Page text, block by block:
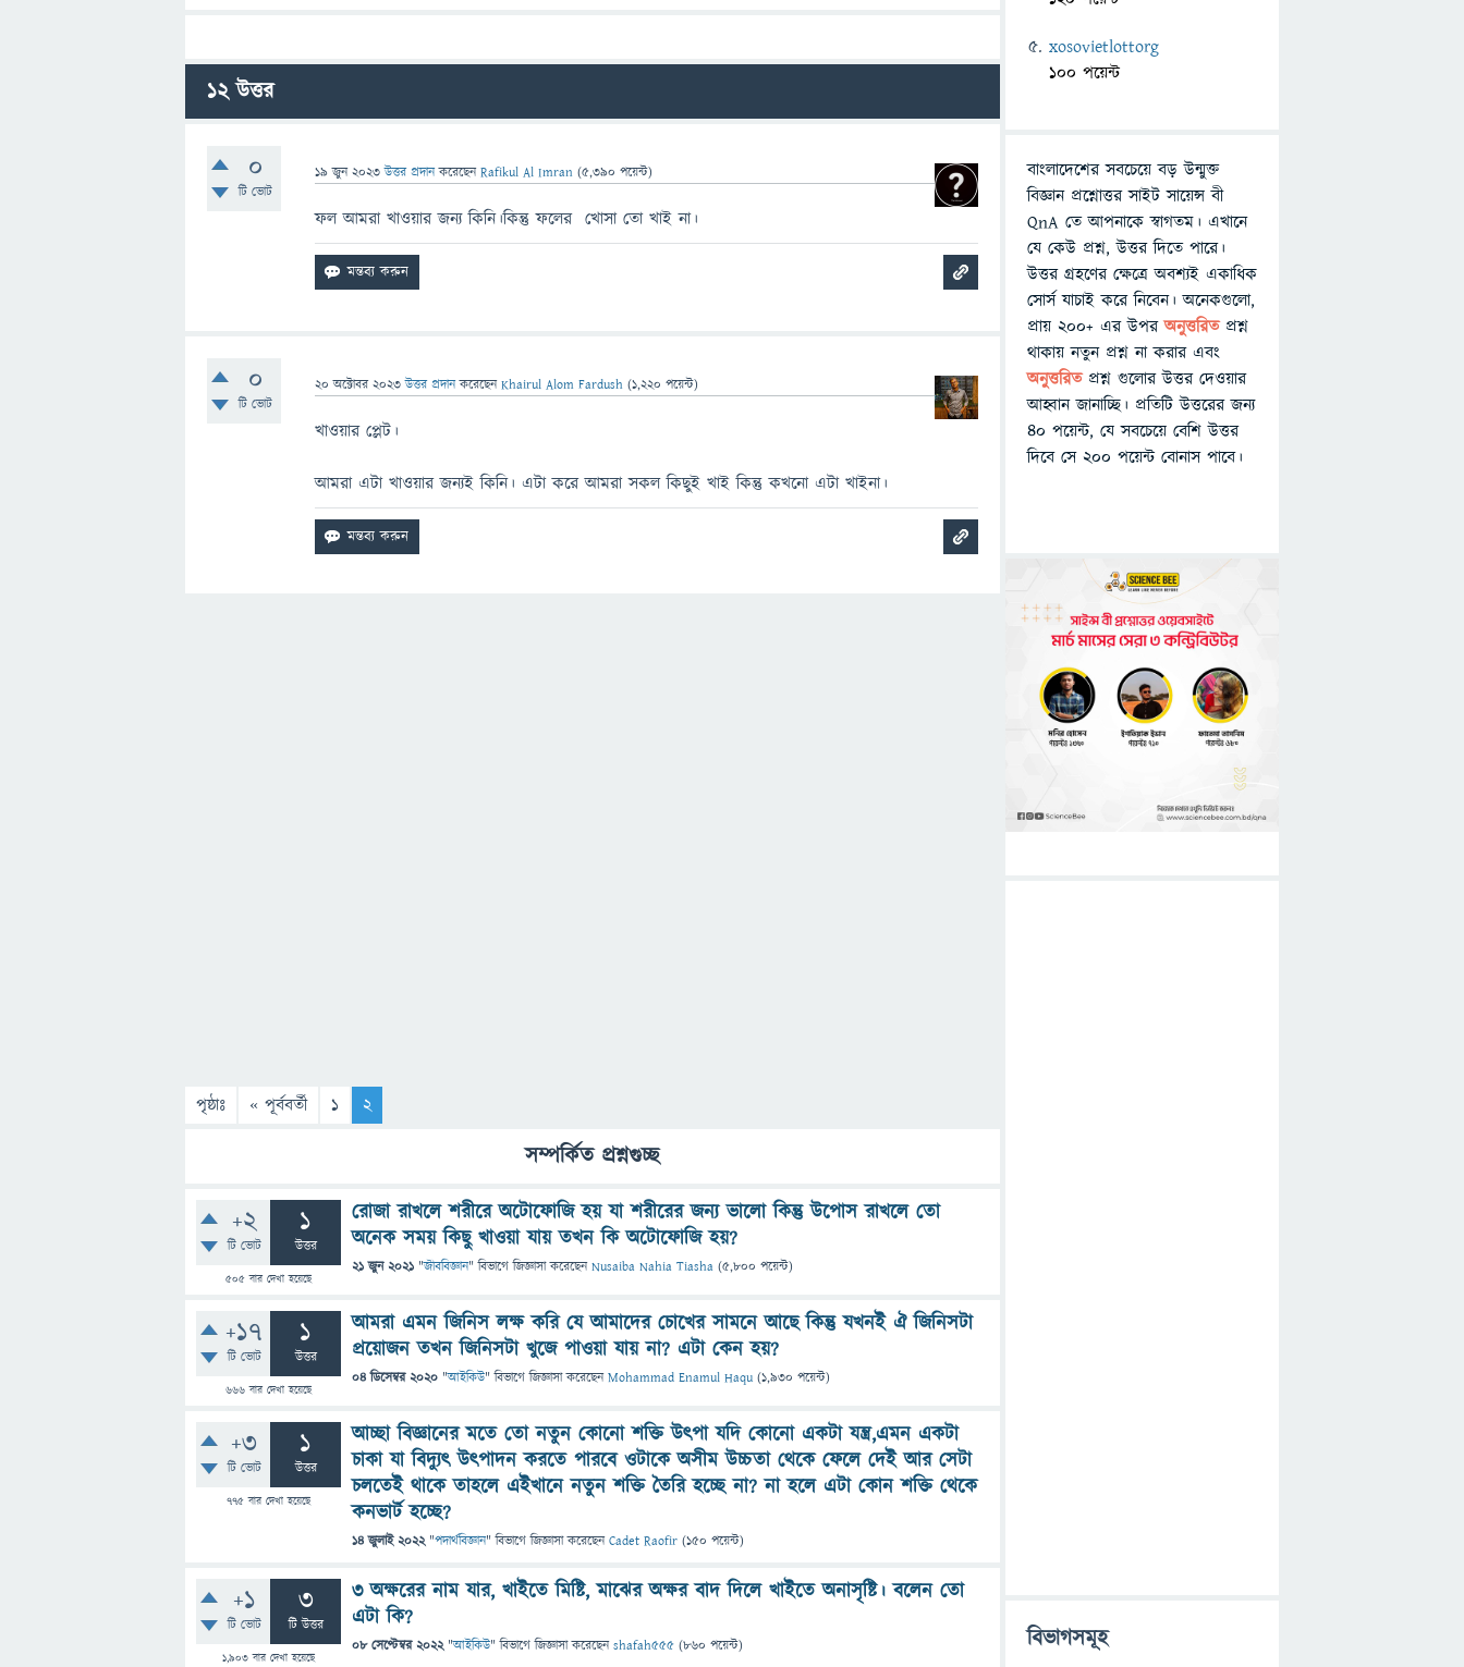
12উত্তর
0
টি ভোট
19 জুন 2023 উত্তর প্রদান করেছেনRafikul Al Imran (5,390 পয়েন্ট)
ফল আমরা খাওয়ার জন্য কিনি।কিন্তু ফলের খোসা তো খাই না।
0
টি ভোট
20 অক্টোবর 2023 উত্তর প্রদান করেছেনKhairul Alom Fardush (1,220 পয়েন্ট)
খাওয়ার প্লেট।
আমরা এটা খাওয়ার জন্যই কিনি। এটা করে আমরা সকল কিছুই খাই কিন্তু কখনো এটা খাইনা।
পৃষ্ঠাঃ « পূর্ববর্তী 1 2
সম্পর্কিত প্রশ্নগুচ্ছ
+2
টি ভোট
1
উত্তর
505 বার দেখা হয়েছে
রোজা রাখলে শরীরে অটোফোজি হয় যা শরীরের জন্য ভালো কিন্তু উপোস রাখলে তো
অনেক সময় কিছু খাওয়া যায় তখন কি অটোফোজি হয়?
21 জুন 2021 "জীববিজ্ঞান" বিভাগে জিজ্ঞাসাকরেছেনNusaiba Nahia Tiasha (5,800 পয়েন্ট)
+17
টি ভোট
1
উত্তর
666 বার দেখা হয়েছে
আমরা এমন জিনিস লক্ষ করি যে আমাদের চোখের সামনে আছে কিন্তু যখনই ঐ জিনিসটা
প্রয়োজন তখন জিনিসটা খুজে পাওয়া যায় না? এটা কেন হয়?
04 ডিসেম্বর 2020 "আইকিউ" বিভাগে জিজ্ঞাসাকরেছেনMohammad Enamul Haqu (1,930 পয়েন্ট)
+3
টি ভোট
1
উত্তর
775 বার দেখা হয়েছে
আচ্ছা বিজ্ঞানের মতে তো নতুন কোনো শক্তি উৎপা যদি কোনো একটা যন্ত্র,এমন একটা
চাকা যা বিদ্যুৎ উৎপাদন করতে পারবে ওটাকে অসীম উচ্চতা থেকে ফেলে দেই আর সেটা
চলতেই থাকে তাহলে এইখানে নতুন শক্তি তৈরি হচ্ছে না? না হলে এটা কোন শক্তি থেকে
কনভার্ট হচ্ছে?
14 জুলাই 2022 "পদার্থবিজ্ঞান" বিভাগে জিজ্ঞাসাকরেছেনCadet Raofir (150 পয়েন্ট)
+1
টি ভোট
3
টি উত্তর
1,903 বার দেখা হয়েছে
৩ অক্ষরের নাম যার, খাইতে মিষ্টি, মাঝের অক্ষর বাদ দিলে খাইতে অনাসৃষ্টি। বলেন তো
এটা কি?
08 সেপ্টেম্বর 2022 "আইকিউ" বিভাগে জিজ্ঞাসাকরেছেনshafah555 (860 পয়েন্ট)
xosovietlottorg
100 পয়েন্ট
বাংলাদেশের সবচেয়ে বড় উন্মুক্ত
বিজ্ঞান প্রশ্নোত্তর সাইট সায়েন্স বী
QnA তে আপনাকে স্বাগতম। এখানে
যে কেউ প্রশ্ন, উত্তর দিতে পারে।
উত্তর গ্রহণের ক্ষেত্রে অবশ্যই একাধিক
সোর্স যাচাই করে নিবেন। অনেকগুলো,
প্রায় ২০০+ এর উপরঅনুত্তরিতপ্রশ্ন
থাকায় নতুন প্রশ্ন না করার এবং
অনুত্তরিত প্রশ্ন গুলোর উত্তর দেওয়ার
আহ্বান জানাচ্ছি। প্রতিটি উত্তরের জন্য
৪০ পয়েন্ট, যে সবচেয়ে বেশি উত্তর
দিবে সে ২০০ পয়েন্ট বোনাস পাবে।
বিভাগসমূহ